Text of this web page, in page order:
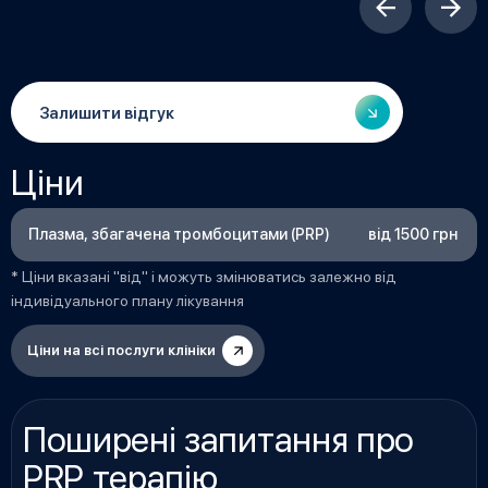
Залишити відгук
Ціни
Плазма, збагачена тромбоцитами (PRP) від 1500 грн
* Ціни вказані "від" і можуть змінюватись залежно від
індивідуального плану лікування
Ціни на всі послуги клініки
Поширені запитання про
PRP терапію